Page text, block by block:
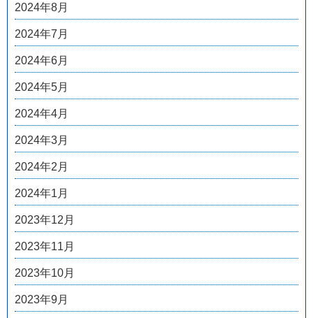
2024年8月
2024年7月
2024年6月
2024年5月
2024年4月
2024年3月
2024年2月
2024年1月
2023年12月
2023年11月
2023年10月
2023年9月